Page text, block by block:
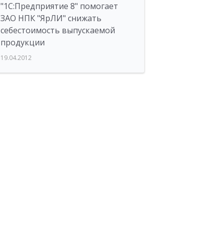
"1С:Предприятие 8" помогает
ЗАО НПК "ЯрЛИ" снижать
себестоимость выпускаемой
продукции
19.04.2012